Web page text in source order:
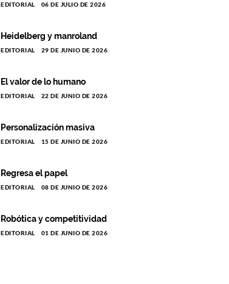
EDITORIAL 06 DE JULIO DE 2026
Heidelberg y manroland
EDITORIAL 29 DE JUNIO DE 2026
El valor de lo humano
EDITORIAL 22 DE JUNIO DE 2026
Personalización masiva
EDITORIAL 15 DE JUNIO DE 2026
Regresa el papel
EDITORIAL 08 DE JUNIO DE 2026
Robótica y competitividad
EDITORIAL 01 DE JUNIO DE 2026